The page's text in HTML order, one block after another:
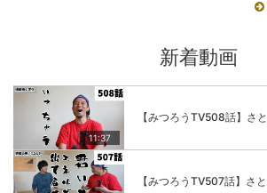
新着動画
11:37